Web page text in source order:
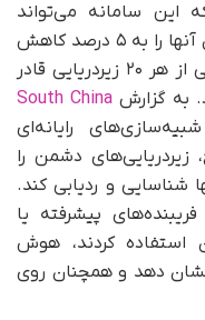
این سامانه می‌تواند
احتمال فرار زیردریایی‌ها و نامرئی بودن آنها را به ۵ درصد کاهش
دهد؛ به عبارت دیگر، تنها یک زیردریایی از هر ۲۰ زیردریایی قادر
به گزارش South China
رایانه‌ای
درصد مواقع، زیردریایی‌های دشمن را
شناسایی و ردیابی کند.
پیشرفته یا
استفاده کردند، هوش
دهد و همچنان روی